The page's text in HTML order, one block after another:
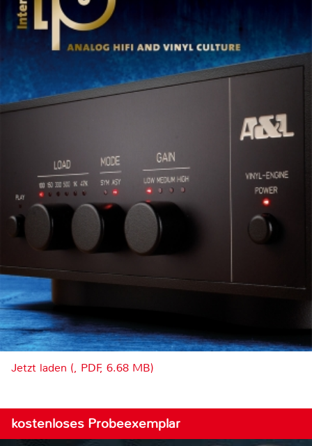
Jetzt laden (, PDF, 6.68 MB)
kostenloses Probeexemplar